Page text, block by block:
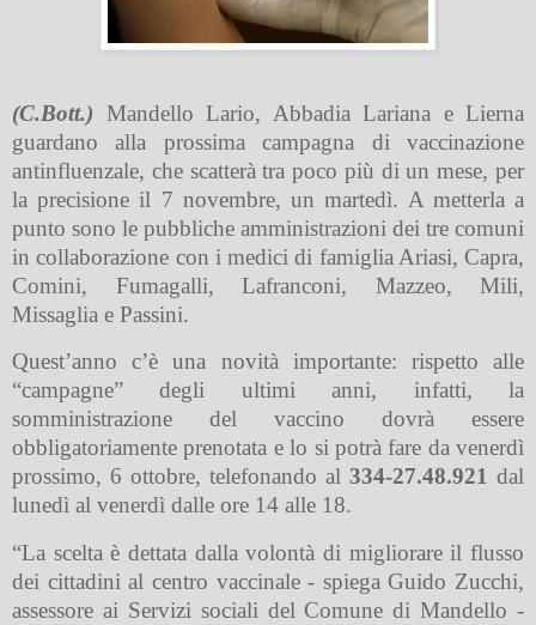
(C.Bott.) Mandello Lario, Abbadia Lariana e Lierna
guardano alla prossima campagna di vaccinazione
antinfluenzale, che scatterà tra poco più di un mese, per
la precisione il 7 novembre, un martedì. A metterla a
punto sono le pubbliche amministrazioni dei tre comuni
in collaborazione con i medici di famiglia Ariasi, Capra,
Comini, Fumagalli, Lafranconi, Mazzeo, Mili,
Missaglia e Passini.
Quest’anno c’è una novità importante: rispetto alle
“campagne” degli ultimi anni, infatti, la
somministrazione del vaccino dovrà essere
obbligatoriamente prenotata e lo si potrà fare da venerdì
prossimo, 6 ottobre, telefonando al 334-27.48.921 dal
lunedì al venerdì dalle ore 14 alle 18.
“La scelta è dettata dalla volontà di migliorare il flusso
dei cittadini al centro vaccinale - spiega Guido Zucchi,
assessore ai Servizi sociali del Comune di Mandello -